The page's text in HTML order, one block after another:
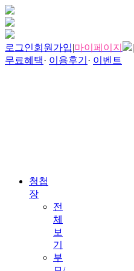
로그인회원가입|마이페이지 |
무료혜택· 이용후기 · 이벤트
청첩
장
전
체
보
기
부